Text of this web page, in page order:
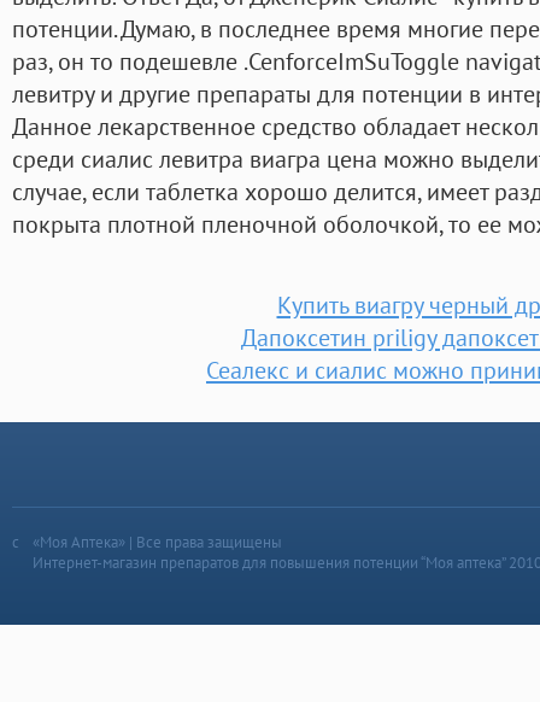
потенции. Думаю, в последнее время многие
раз, он то подешевле .CenforceImSuToggle
левитру и другие препараты для потенции в
Данное лекарственное средство обладает
среди сиалис левитра виагра цена можно
случае, если таблетка хорошо делится, имеет
покрыта плотной пленочной оболочкой, то ее
Купить виагру черный
Дапоксетин priligy
Сеалекс и сиалис можно
«Моя Аптека» | Все права защищены
Интернет-магазин препаратов для повышения потенции “Моя аптека”